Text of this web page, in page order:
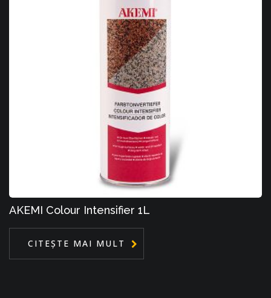
AKEMI Colour Intensifier 1L
CITEȘTE MAI MULT